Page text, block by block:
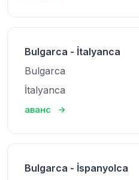
Bulgarca - İtalyanca
Bulgarca
İtalyanca
аванс
Bulgarca - İspanyolca